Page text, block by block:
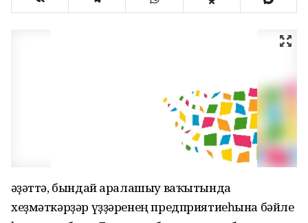
Ғәҙәттә, бындай аралашыу ваҡытында
хеҙмәткәрҙәр үҙҙәренең предприятиеһына бәйле